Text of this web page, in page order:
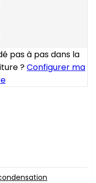
pas à pas dans la
?Configurer ma